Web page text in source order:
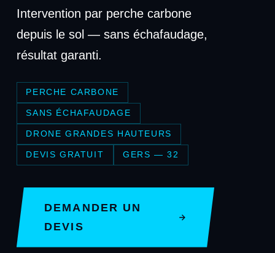
Intervention par perche carbone
depuis le sol — sans échafaudage,
résultat garanti.
PERCHE CARBONE
SANS ÉCHAFAUDAGE
DRONE GRANDES HAUTEURS
DEVIS GRATUIT GERS — 32
DEMANDER UN
DEVIS